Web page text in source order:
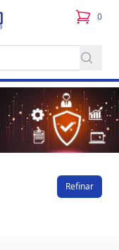
0
itens
Refinar